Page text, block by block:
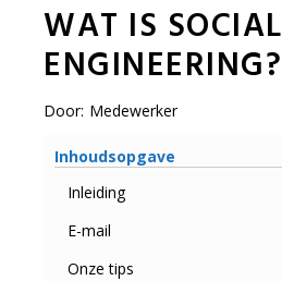
WAT IS SOCIAL
ENGINEERING?
Door: Medewerker
Inhoudsopgave
Inleiding
E-mail
Onze tips